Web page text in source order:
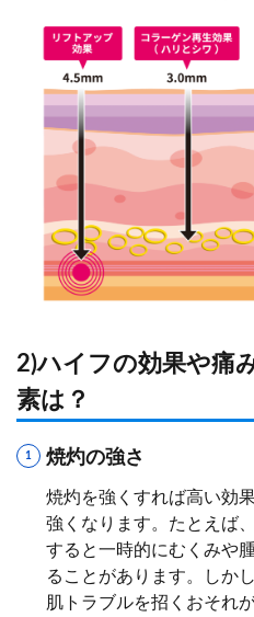
2)ハイフの効果や痛
素は？
焼灼の強さ
焼灼を強くすれば高い効
強くなります。たとえば
すると一時的にむくみや
ることがあります。しか
肌トラブルを招くおそれ